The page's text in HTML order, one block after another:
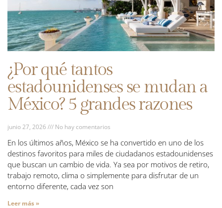
¿Por qué tantos
estadounidenses se mudan a
México? 5 grandes razones
junio 27, 2026 No hay comentarios
En los últimos años, México se ha convertido en uno de los
destinos favoritos para miles de ciudadanos estadounidenses
que buscan un cambio de vida. Ya sea por motivos de retiro,
trabajo remoto, clima o simplemente para disfrutar de un
entorno diferente, cada vez son
Leer más »